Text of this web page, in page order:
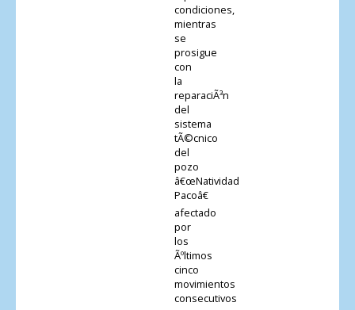
condiciones,
mientras
se
prosigue
con
la
reparaciÃ³n
del
sistema
tÃ©cnico
del
pozo
â€œNatividad
Pacoâ€
afectado
por
los
Ãºltimos
cinco
movimientos
consecutivos